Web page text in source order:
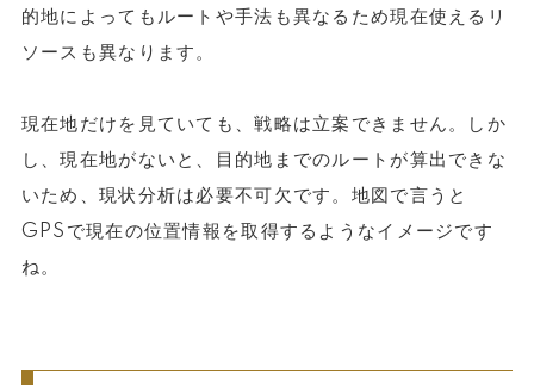
的地によってもルートや手法も異なるため現在使えるリ
ソースも異なります。
現在地だけを見ていても、戦略は立案できません。しか
し、現在地がないと、目的地までのルートが算出できな
いため、現状分析は必要不可欠です。地図で言うと
GPSで現在の位置情報を取得するようなイメージです
ね。